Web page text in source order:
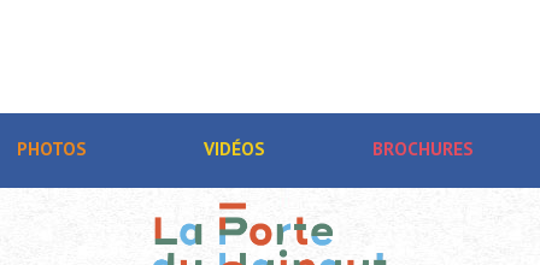
PHOTOS VIDÉOS BROCHURES